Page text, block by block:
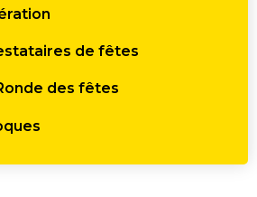
de fêtes
des fêtes